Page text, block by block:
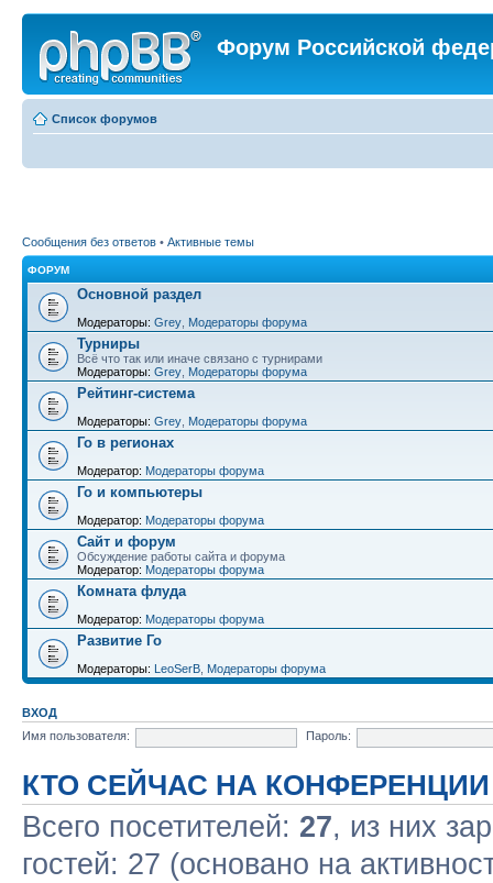
Форум Российской
Список форумов
Сообщения без ответов • Активные темы
ФОРУМ
Основной раздел
Модераторы: Grey Модераторы форума
Турниры
Всё что так или иначе связано с турнирами
Модераторы: Grey Модераторы форума
Рейтинг-система
Модераторы: Grey Модераторы форума
Го в регионах
Модератор: Модераторы форума
Го и компьютеры
Модератор: Модераторы форума
Сайт и форум
Обсуждение работы сайта и форума
Модератор: Модераторы форума
Комната флуда
Модератор: Модераторы форума
Развитие Го
Модераторы: LeoSerB Модераторы форума
ВХОД
Имя пользователя:
Пароль:
КТО СЕЙЧАС НА КОНФЕРЕНЦИИ
Всего посетителей: 27, из них
гостей: 27 (основано на